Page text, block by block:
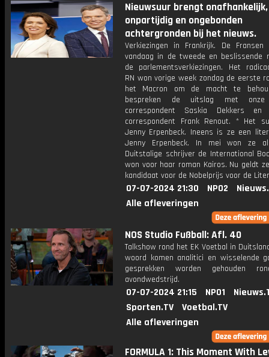
Nieuwsuur brengt onafhankelijk,
onpartijdig en ongebonden
achtergronden bij het nieuws.
Verkiezingen in Frankrijk. De Fransen
vandaag in de tweede en beslissende
de parlementsverkiezingen. Het
RN won vorige week zondag de eerste
het Macron om de macht te
bespreken de uitslag met onze
correspondent Saskia Dekkers en
correspondent Frank Renout. * Het
Jenny Erpenbeck. Ineens is ze een
Jenny Erpenbeck. In mei won ze
Duitstalige schrijver de International
won voor haar roman Kairos. Nu geldt
kandidaat voor de Nobelprijs voor de
07-07-2024 21:30 NPO2
Alle afleveringen
NOS Studio Fußball: Afl. 40
Talkshow rond het EK Voetbal in
woord komen analitici en wisselende
gesprekken worden gehouden
avondwedstrijd.
07-07-2024 21:15 NPO1
Sporten.TV
Voetbal.TV
Alle afleveringen
FORMULA 1: This Moment With